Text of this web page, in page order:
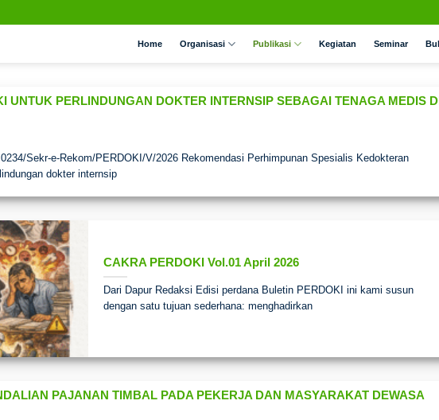
Home Organisasi Publikasi Kegiatan Seminar
UNTUK PERLINDUNGAN DOKTER INTERNSIP SEBAGAI TENAGA MEDIS DI
Sekr-e-Rekom/PERDOKI/V/2026 Rekomendasi Perhimpunan Spesialis Kedokteran
dokter internsip
CAKRA PERDOKI Vol.01 April 2026
Dari Dapur Redaksi Edisi perdana Buletin PERDOKI ini kami susun
dengan satu tujuan sederhana: menghadirkan
PAJANAN TIMBAL PADA PEKERJA DAN MASYARAKAT DEWASA